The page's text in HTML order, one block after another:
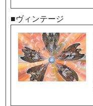
■ヴィンテージ